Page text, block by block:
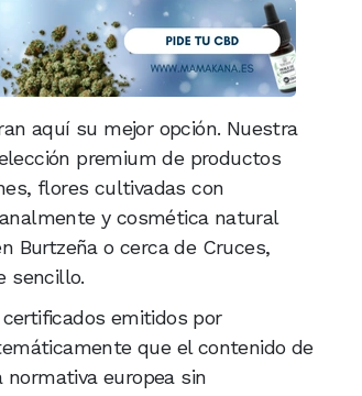
aquí su mejor opción. Nuestra
premium de productos
flores cultivadas con
y cosmética natural
Burtzeña o cerca de Cruces,
sencillo.
emitidos por
que el contenido de
normativa europea sin